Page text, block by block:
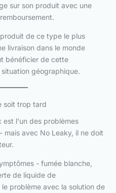
sur son produit avec une
de ce type le plus
livraison dans le monde
bénéficier de cette
géographique.
soit trop tard
est l'un des problèmes
mais avec No Leaky, il ne doit
- fumée blanche,
de liquide de
problème avec la solution de